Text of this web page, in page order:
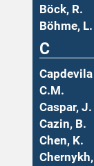
Böck, R.
Böhme, L.
C
C.M.
Caspar, J.
Cazin, B.
Chen, K.
Chernykh,